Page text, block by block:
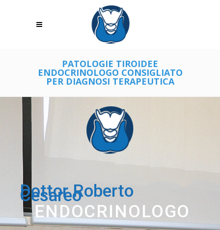
PATOLOGIE TIROIDEE
ENDOCRINOLOGO CONSIGLIATO
PER DIAGNOSI TERAPEUTICA
Dottor Roberto
Cesareo
ENDOCRINOLOGO